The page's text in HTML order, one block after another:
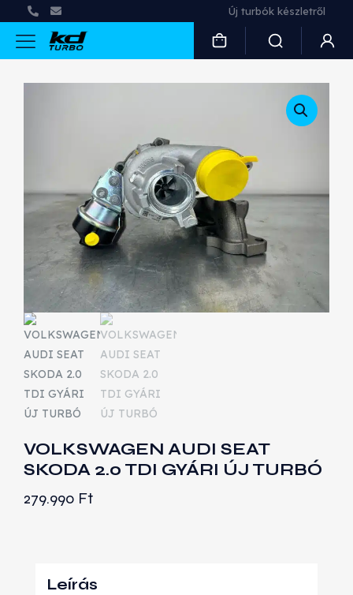
Új turbók készletről
VOLKSWAGEN AUDI SEAT
SKODA 2.0 TDI GYÁRI ÚJ TURBÓ
279.990 Ft
Leírás